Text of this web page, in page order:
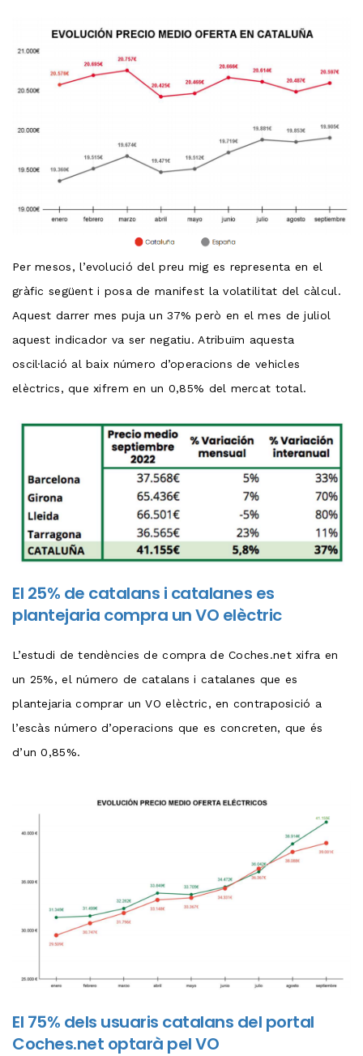
Per mesos, l’evolució del preu mig es representa en el
gràfic següent i posa de manifest la volatilitat del càlcul.
Aquest darrer mes puja un 37% però en el mes de juliol
aquest indicador va ser negatiu. Atribuïm aquesta
oscil·lació al baix número d’operacions de vehicles
elèctrics, que xifrem en un 0,85% del mercat total.
El 25% de catalans i catalanes es
plantejaria compra un VO elèctric
L’estudi de tendències de compra de Coches.net xifra en
un 25%, el número de catalans i catalanes que es
plantejaria comprar un VO elèctric, en contraposició a
l’escàs número d’operacions que es concreten, que és
d’un 0,85%.
El 75% dels usuaris catalans del portal
Coches.net optarà pel VO